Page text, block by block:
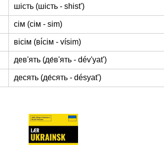
шість (шість - shistʹ)
сім (сім - sim)
вісім (ві́сім - vísim)
дев'ять (де́в'ять - dév'yatʹ)
десять (де́сять - désyatʹ)